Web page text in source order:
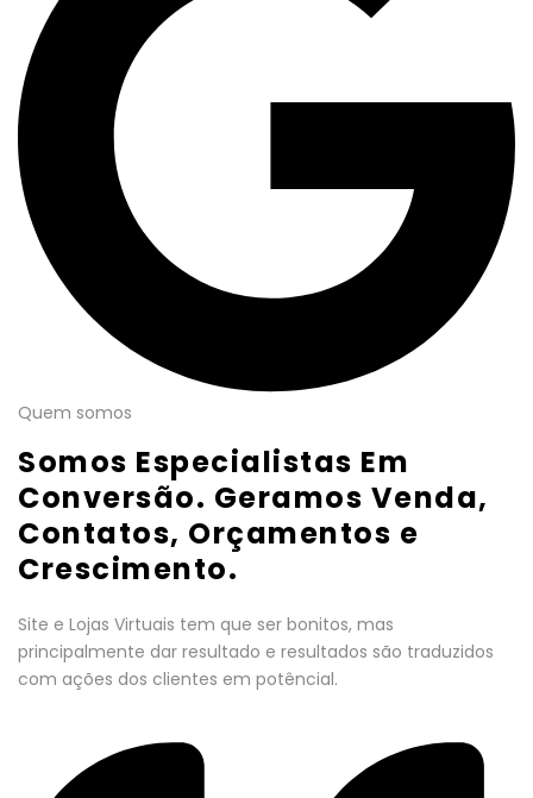
Quem somos
Somos Especialistas Em
Conversão. Geramos Venda,
Contatos, Orçamentos e
Crescimento.
Site e Lojas Virtuais tem que ser bonitos, mas
principalmente dar resultado e resultados são traduzidos
com ações dos clientes em potêncial.